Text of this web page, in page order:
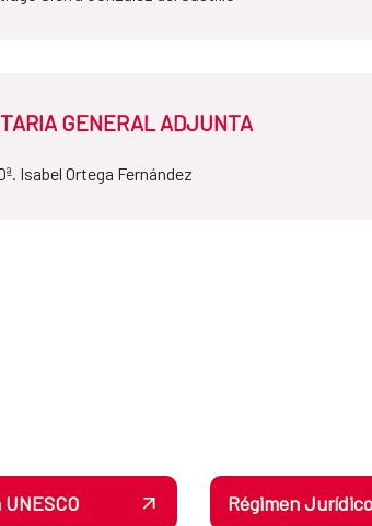
GENERAL ADJUNTA
Isabel Ortega Fernández
Régimen